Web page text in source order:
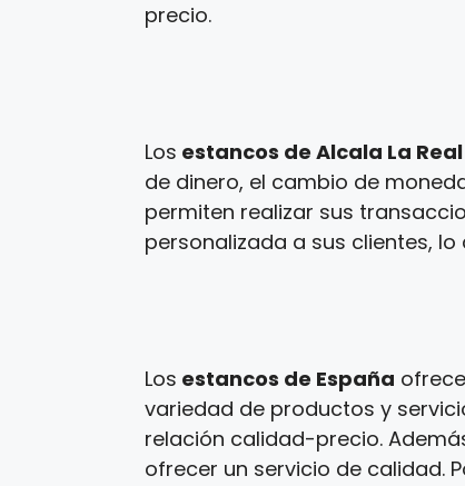
precio.
Los estancos de Alcala La Real
de dinero, el cambio de
permiten realizar sus
personalizada a sus clientes,
Los estancos de España
variedad de productos y
relación calidad-precio.
ofrecer un servicio de calidad.